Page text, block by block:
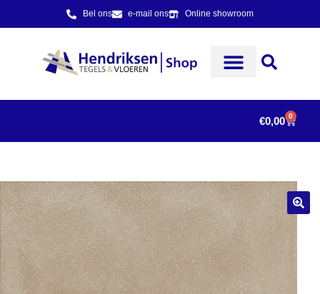
Bel ons e-mail ons Online showroom
€0,00 0